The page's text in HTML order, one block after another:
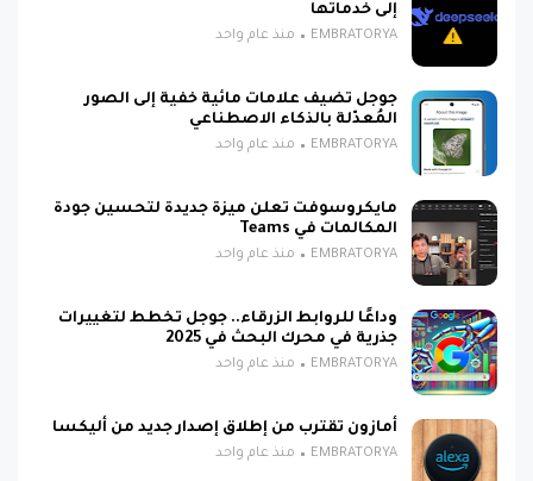
إلى خدماتها
EMBRATORYA منذ عام واحد
جوجل تضيف علامات مائية خفية إلى الصور
المُعدّلة بالذكاء الاصطناعي
EMBRATORYA منذ عام واحد
مايكروسوفت تعلن ميزة جديدة لتحسين جودة
المكالمات في Teams
EMBRATORYA منذ عام واحد
وداعًا للروابط الزرقاء.. جوجل تخطط لتغييرات
جذرية في محرك البحث في 2025
EMBRATORYA منذ عام واحد
أمازون تقترب من إطلاق إصدار جديد من أليكسا
EMBRATORYA منذ عام واحد